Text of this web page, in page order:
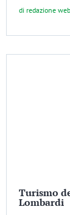
di redazione web
Turismo
Lombardi